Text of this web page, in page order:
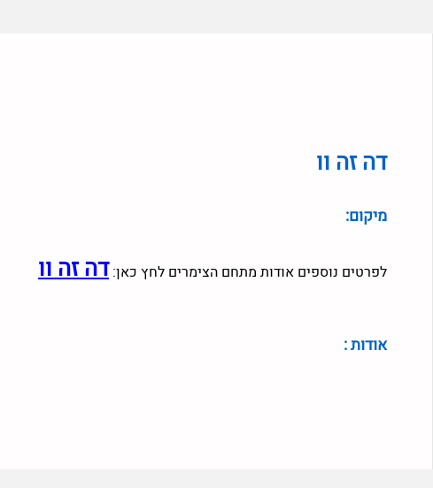
דה זה וו
מיקום:
לפרטים נוספים אודות מתחם הצימרים לחץ כאן:דה זה וו
אודות :